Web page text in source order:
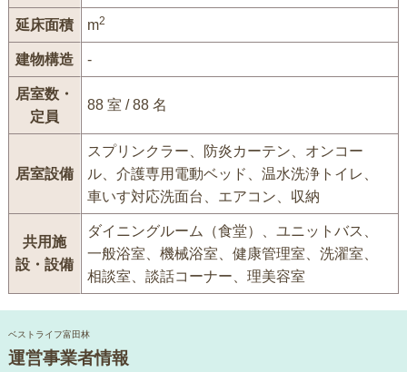
延床面積 m2
建物構造 -
居室数・
定員
88 室 / 88 名
居室設備
スプリンクラー、防炎カーテン、オンコー
ル、介護専用電動ベッド、温水洗浄トイレ、
車いす対応洗面台、エアコン、収納
共用施
設・設備
ダイニングルーム（食堂）、ユニットバス、
一般浴室、機械浴室、健康管理室、洗濯室、
相談室、談話コーナー、理美容室
ベストライフ富田林
運営事業者情報